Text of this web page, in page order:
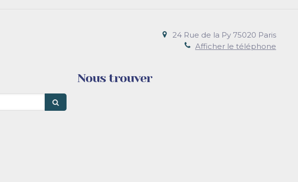
24 Rue de la Py 75020 Paris
Afficher le téléphone
Nous trouver